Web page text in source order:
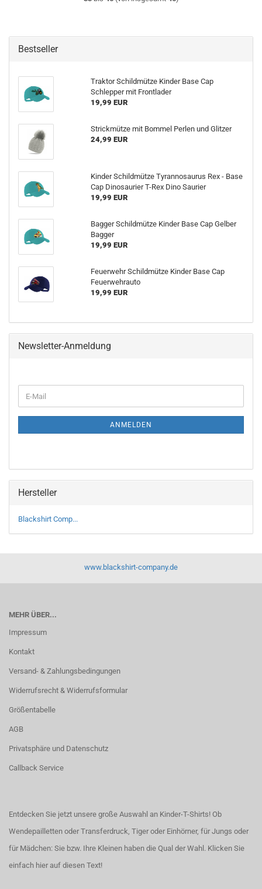
Bestseller
Traktor Schildmütze Kinder Base Cap
Schlepper mit Frontlader
19,99 EUR
Strickmütze mit Bommel Perlen und Glitzer
24,99 EUR
Kinder Schildmütze Tyrannosaurus Rex - Base
Cap Dinosaurier T-Rex Dino Saurier
19,99 EUR
Bagger Schildmütze Kinder Base Cap Gelber
Bagger
19,99 EUR
Feuerwehr Schildmütze Kinder Base Cap
Feuerwehrauto
19,99 EUR
Newsletter-Anmeldung
ZUR
E-
Mail
ANMELDEN
Hersteller
Blackshirt Comp...
www.blackshirt-company.de
MEHR ÜBER...
Impressum
Kontakt
Versand- & Zahlungsbedingungen
Widerrufsrecht & Widerrufsformular
Größentabelle
AGB
Privatsphäre und Datenschutz
Callback Service
Entdecken Sie jetzt unsere große Auswahl an Kinder-T-Shirts! Ob
Wendepailletten oder Transferdruck, Tiger oder Einhörner, für Jungs oder
für Mädchen: Sie bzw. Ihre Kleinen haben die Qual der Wahl. Klicken Sie
einfach hier auf diesen Text!